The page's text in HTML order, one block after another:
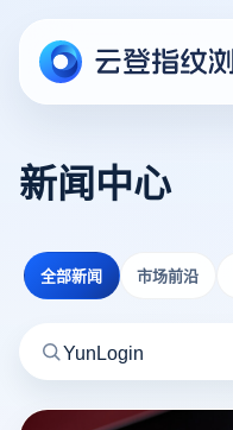
新闻中心
全部新闻 市场前沿